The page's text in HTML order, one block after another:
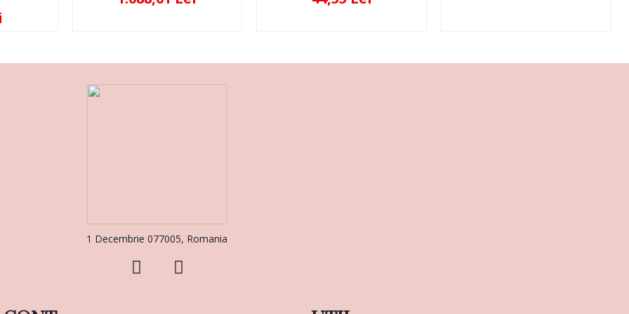
1 Decembrie 077005, Romania